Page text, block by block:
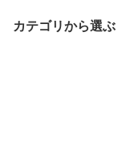
カテゴリから選ぶ